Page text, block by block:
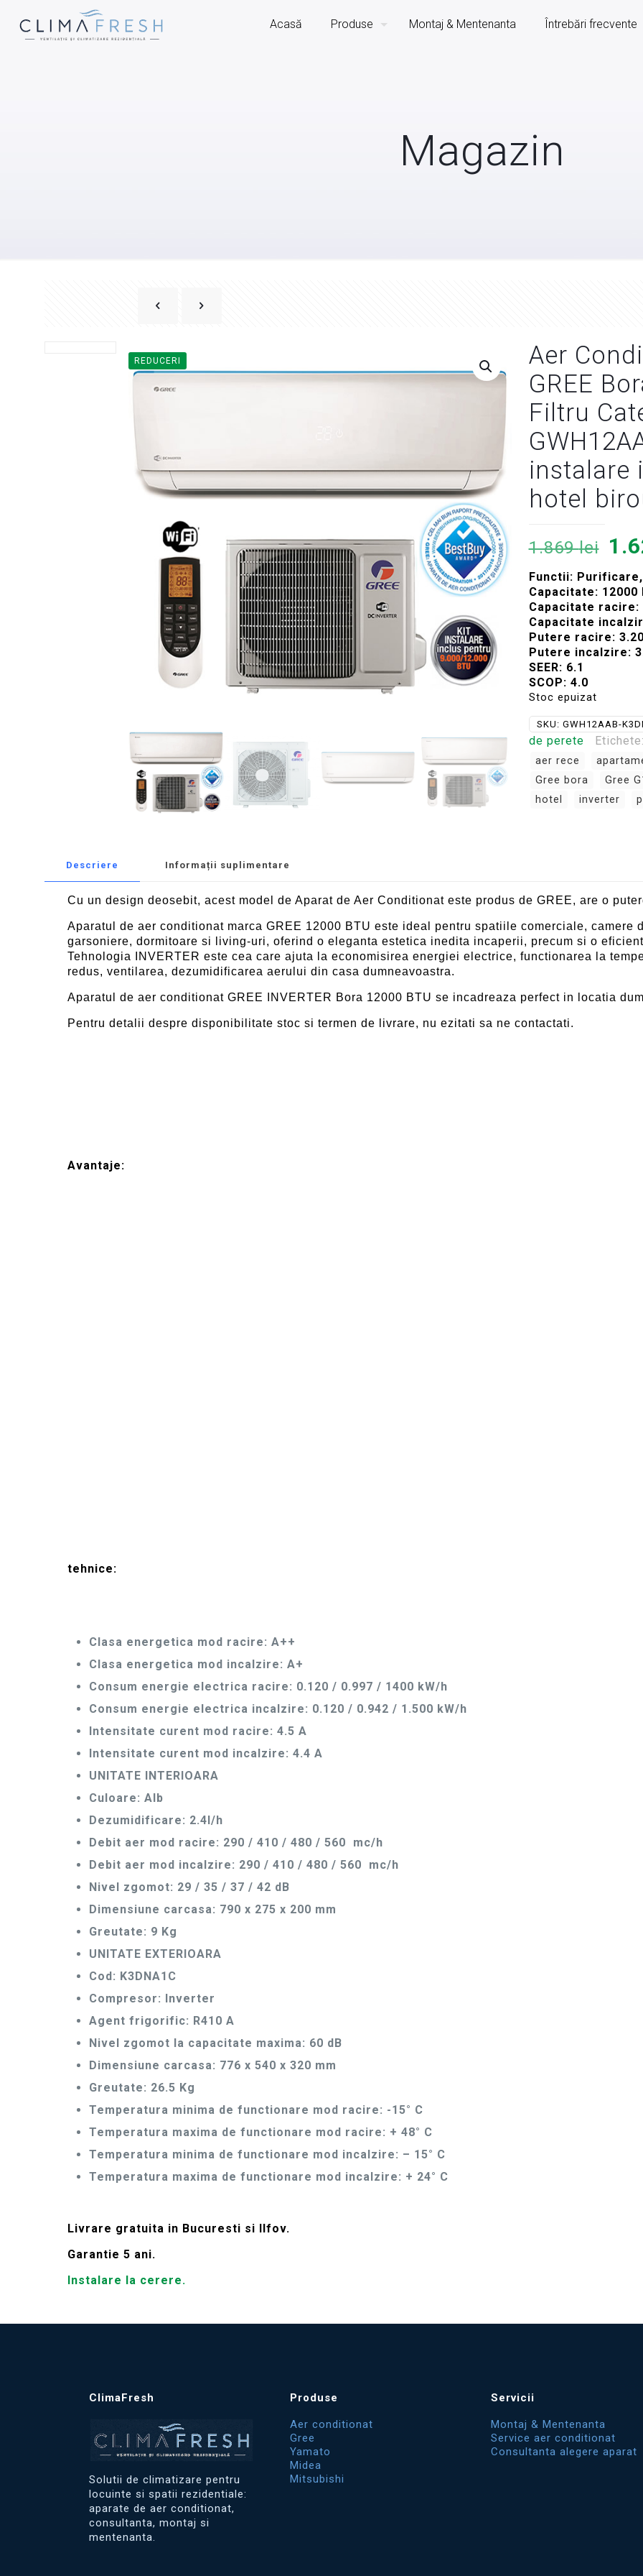
Acasă Produse Montaj & Mentenanta Întrebări frecvente
Magazin
REDUCERI
Aer
GREE
Filtru
instalare
hotel
1.869lei
a
Functii:
Capacitate: 12000
Capacitate racire:
Capacitate
Putere racire:
Putere incalzire:
SEER: 6.1
SCOP: 4.0
Stoc epuizat
SKU: GWH12AAB-
de perete
Etichete:
aer rece
Gree bora
Gree
hotel
inverter
Descriere Informații suplimentare
Cu un design deosebit, acest model de Aparat de Aer Conditionat este produs de GREE, are o
Aparatul de aer conditionat marca GREE 12000 BTU este ideal pentru spatiile comerciale, camere
garsoniere, dormitoare si living-uri, oferind o eleganta estetica inedita incaperii, precum si o
Tehnologia INVERTER este cea care ajuta la economisirea energiei electrice, functionarea la
redus, ventilarea, dezumidificarea aerului din casa dumneavoastra.
Aparatul de aer conditionat GREE INVERTER Bora 12000 BTU se incadreaza perfect in locatia
Pentru detalii despre disponibilitate stoc si termen de livrare, nu ezitati sa ne contactati.
Avantaje:
tehnice:
Clasa energetica mod racire: A++
Clasa energetica mod incalzire: A+
Consum energie electrica racire: 0.120 / 0.997 / 1400 kW/h
Consum energie electrica incalzire: 0.120 / 0.942 / 1.500 kW/h
Intensitate curent mod racire: 4.5 A
Intensitate curent mod incalzire: 4.4 A
UNITATE INTERIOARA
Culoare: Alb
Dezumidificare: 2.4l/h
Debit aer mod racire: 290 / 410 / 480 / 560 mc/h
Debit aer mod incalzire: 290 / 410 / 480 / 560 mc/h
Nivel zgomot: 29 / 35 / 37 / 42 dB
Dimensiune carcasa: 790 x 275 x 200 mm
Greutate: 9 Kg
UNITATE EXTERIOARA
Cod: K3DNA1C
Compresor: Inverter
Agent frigorific: R410 A
Nivel zgomot la capacitate maxima: 60 dB
Dimensiune carcasa: 776 x 540 x 320 mm
Greutate: 26.5 Kg
Temperatura minima de functionare mod racire: -15° C
Temperatura maxima de functionare mod racire: + 48° C
Temperatura minima de functionare mod incalzire: – 15° C
Temperatura maxima de functionare mod incalzire: + 24° C
Livrare gratuita in Bucuresti si Ilfov.
Garantie 5 ani.
Instalare la cerere.
ClimaFresh
Solutii de climatizare pentru
locuinte si spatii rezidentiale:
aparate de aer conditionat,
consultanta, montaj si
mentenanta.
Produse
Aer conditionat
Gree
Yamato
Midea
Mitsubishi
Servicii
Montaj & Mentenanta
Service aer conditionat
Consultanta alegere aparat